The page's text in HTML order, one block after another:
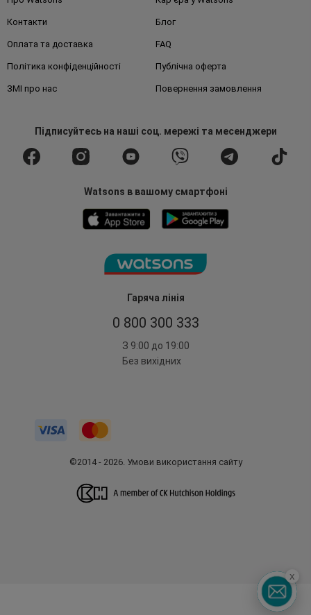
Гаряча лінія
0 800 300 333
З 9:00 до 19:00
Без вихідних
Контакти Блог
Оплата та доставка FAQ
Політика конфіденційності Публічна оферта
ЗМІ про нас Повернення замовлення
Підписуйтесьна наші соц. мережі та месенджери
Watsons в вашому смартфоні
©2014 - 2026. Умови використання сайту
x